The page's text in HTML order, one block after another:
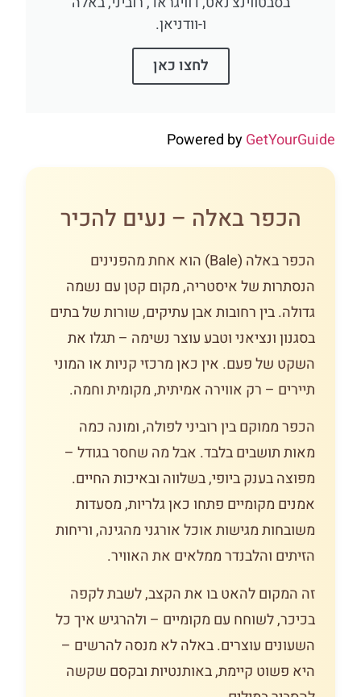
ו-וודניאן.
לחצו כאן
Powered byGetYourGuide
הכפר באלה – נעים להכיר
הכפר באלה (Bale) הוא אחת מהפנינים
הנסתרות של איסטריה, מקום קטן עם נשמה
גדולה. בין רחובות אבן עתיקים, שורות של בתים
בסגנון ונציאני וטבע עוצר נשימה – תגלו את
השקט של פעם. אין כאן מרכזי קניות או המוני
תיירים – רק אווירה אמיתית, מקומית וחמה.
הכפר ממוקם בין רוביני לפולה, ומונה כמה
מאות תושבים בלבד. אבל מה שחסר בגודל –
מפוצה בענק ביופי, בשלווה ובאיכות החיים.
אמנים מקומיים פתחו כאן גלריות, מסעדות
משובחות מגישות אוכל אורגני מהגינה, וריחות
הזיתים והלבנדר ממלאים את האוויר.
זה המקום להאט בו את הקצב, לשבת לקפה
בכיכר, לשוחח עם מקומיים – ולהרגיש איך כל
השעונים עוצרים. באלה לא מנסה להרשים –
היא פשוט קיימת, באותנטיות ובקסם שקשה